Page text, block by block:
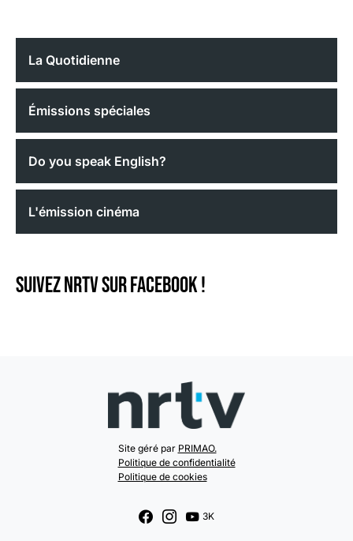
La Quotidienne
Émissions spéciales
Do you speak English?
L'émission cinéma
Suivez NRTV sur Facebook !
Site géré par PRIMAO.
Politique de confidentialité
Politique de cookies
3K